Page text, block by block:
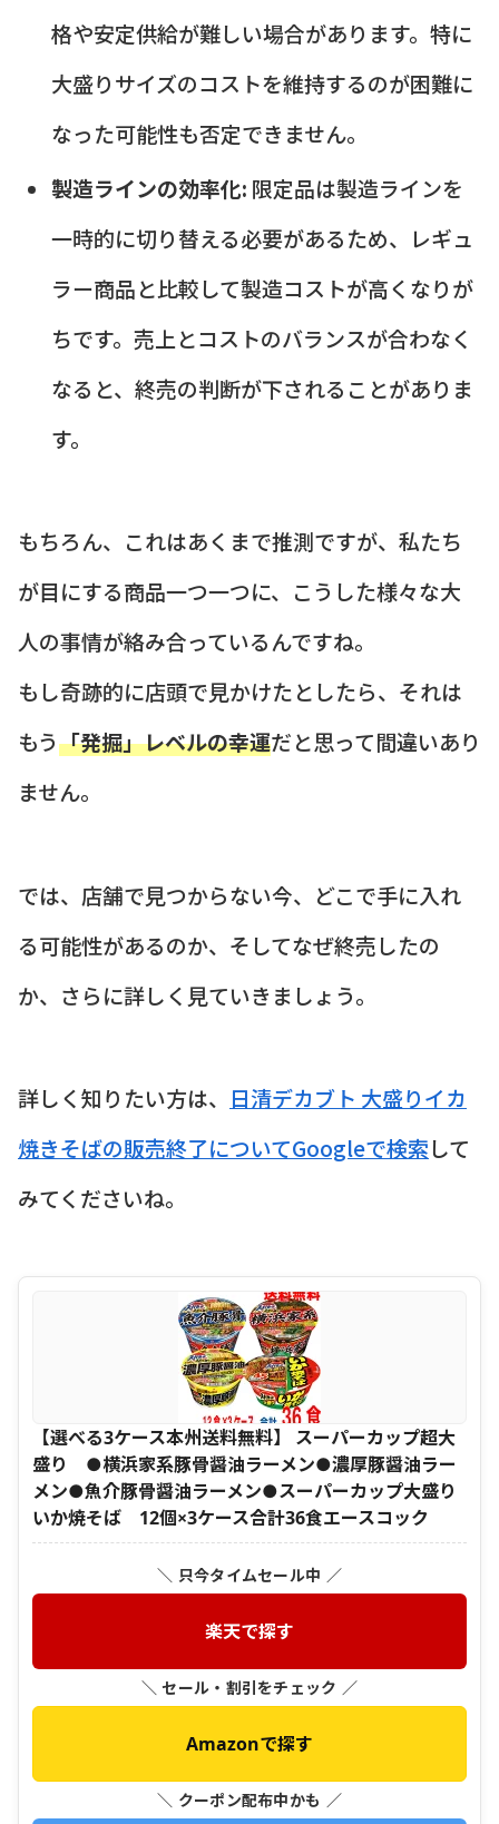
格や安定供給が難しい場合があります。特に
大盛りサイズのコストを維持するのが困難に
なった可能性も否定できません。
製造ラインの効率化: 限定品は製造ラインを
一時的に切り替える必要があるため、レギュ
ラー商品と比較して製造コストが高くなりが
ちです。売上とコストのバランスが合わなく
なると、終売の判断が下されることがありま
す。
もちろん、これはあくまで推測ですが、私たち
が目にする商品一つ一つに、こうした様々な大
人の事情が絡み合っているんですね。
もし奇跡的に店頭で見かけたとしたら、それは
もう「発掘」レベルの幸運だと思って間違いあり
ません。
では、店舗で見つからない今、どこで手に入れ
る可能性があるのか、そしてなぜ終売したの
か、さらに詳しく見ていきましょう。
詳しく知りたい方は、 日清デカブト 大盛りイカ
焼きそばの販売終了についてGoogleで検索して
みてくださいね。
【選べる3ケース本州送料無料】 スーパーカップ超大
盛り ●横浜家系豚骨醤油ラーメン●濃厚豚醤油ラー
メン●魚介豚骨醤油ラーメン●スーパーカップ大盛り
いか焼そば 12個×3ケース合計36食エースコック
＼ 只今タイムセール中 ／
楽天で探す
＼ セール・割引をチェック ／
Amazonで探す
＼ クーポン配布中かも ／